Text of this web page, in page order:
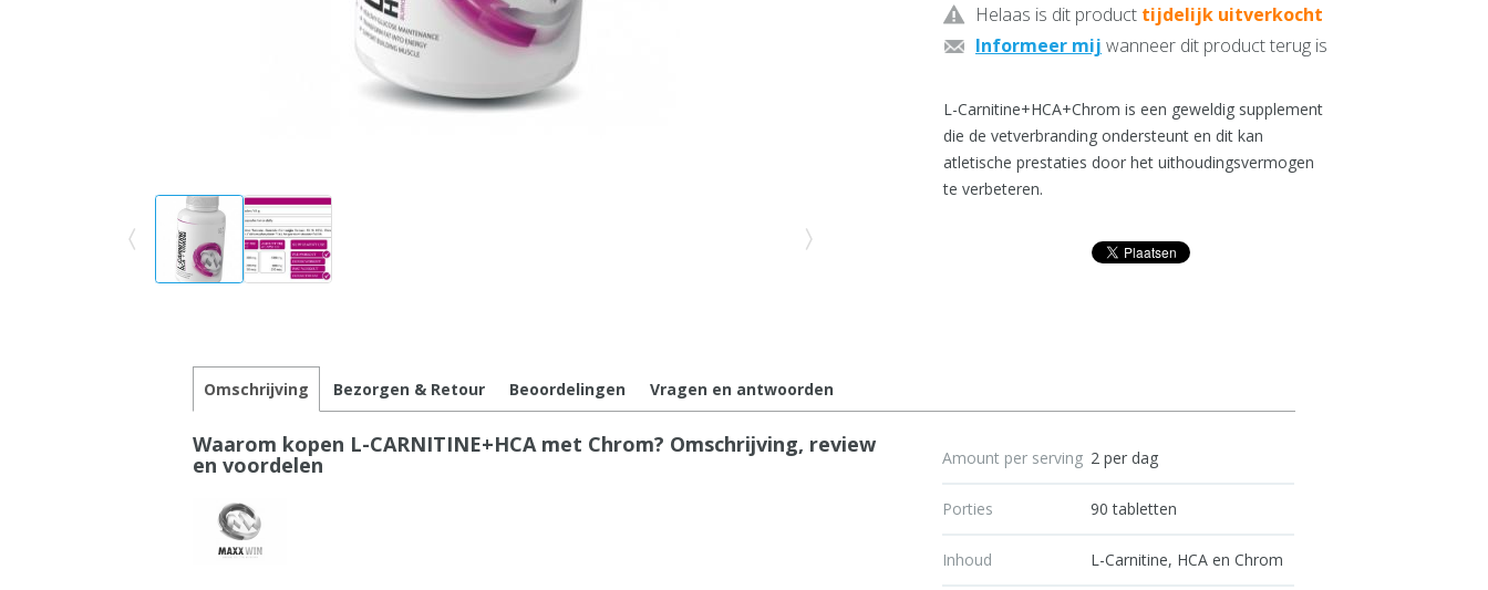
Helaas is dit product tijdelijk uitverkocht
Informeer mij wanneer dit product terug is
L-Carnitine+HCA+Chrom is een geweldig supplement
die de vetverbranding ondersteunt en dit kan
atletische prestaties door het uithoudingsvermogen
te verbeteren.
Omschrijving Bezorgen & Retour Beoordelingen Vragen en antwoorden
Waarom kopen L-CARNITINE+HCA met Chrom? Omschrijving, review
en voordelen Amount per serving 2 per dag
Porties 90 tabletten
Inhoud L-Carnitine, HCA en Chrom